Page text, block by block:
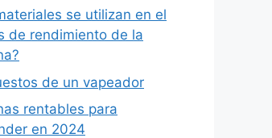
se utilizan en el
de rendimiento de la
de un vapeador
rentables para
en 2024